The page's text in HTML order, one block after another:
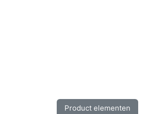
Product elementen